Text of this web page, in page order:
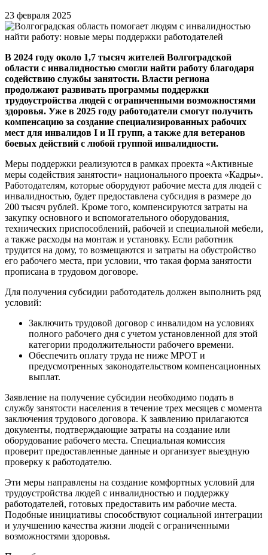
23 февраля 2025
В 2024 году около 1,7 тысяч жителей Волгоградской
области с инвалидностью смогли найти работу благодаря
содействию службы занятости. Власти региона
продолжают развивать программы поддержки
трудоустройства людей с ограниченными возможностями
здоровья. Уже в 2025 году работодатели смогут получить
компенсацию за создание специализированных рабочих
мест для инвалидов I и II групп, а также для ветеранов
боевых действий с любой группой инвалидности.
Меры поддержки реализуются в рамках проекта «Активные
меры содействия занятости» национального проекта «Кадры».
Работодателям, которые оборудуют рабочие места для людей с
инвалидностью, будет предоставлена субсидия в размере до
200 тысяч рублей. Кроме того, компенсируются затраты на
закупку основного и вспомогательного оборудования,
технических приспособлений, рабочей и специальной мебели,
а также расходы на монтаж и установку. Если работник
трудится на дому, то возмещаются и затраты на обустройство
его рабочего места, при условии, что такая форма занятости
прописана в трудовом договоре.
Для получения субсидии работодатель должен выполнить ряд
условий:
Заключить трудовой договор с инвалидом на условиях
полного рабочего дня с учетом установленной для этой
категории продолжительности рабочего времени.
Обеспечить оплату труда не ниже МРОТ и
предусмотренных законодательством компенсационных
выплат.
Заявление на получение субсидии необходимо подать в
службу занятости населения в течение трех месяцев с момента
заключения трудового договора. К заявлению прилагаются
документы, подтверждающие затраты на создание или
оборудование рабочего места. Специальная комиссия
проверит предоставленные данные и организует выездную
проверку к работодателю.
Эти меры направлены на создание комфортных условий для
трудоустройства людей с инвалидностью и поддержку
работодателей, готовых предоставить им рабочие места.
Подобные инициативы способствуют социальной интеграции
и улучшению качества жизни людей с ограниченными
возможностями здоровья.